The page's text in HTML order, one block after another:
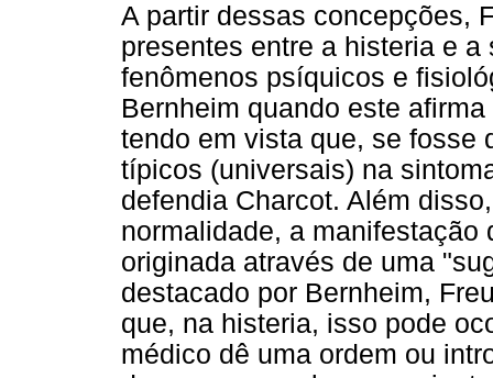
A partir dessas concepções,
presentes entre a histeria e
fenômenos psíquicos e
Bernheim quando este
tendo em vista que, se fosse
típicos (universais) na
defendia Charcot. Além
normalidade, a
originada através de uma
destacado por Bernheim,
que, na histeria, isso pode
médico dê uma ordem ou